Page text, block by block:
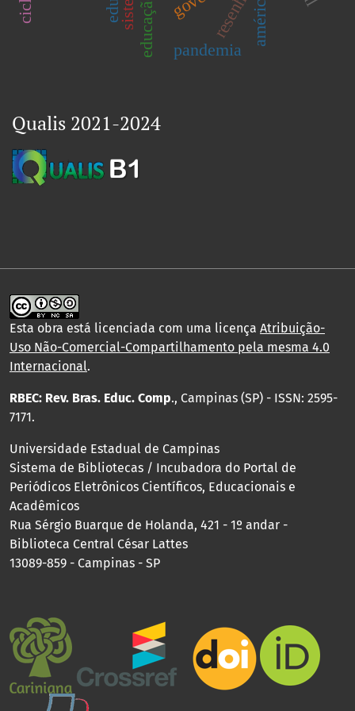
resenha
pandemia
Qualis 2021-2024
Esta obra está licenciada com uma licença Atribuição-
Uso Não-Comercial-Compartilhamento pela mesma 4.0
Internacional.
RBEC: Rev. Bras. Educ. Comp., Campinas (SP) - ISSN: 2595-
7171.
Universidade Estadual de Campinas
Sistema de Bibliotecas / Incubadora do Portal de
Periódicos Eletrônicos Científicos, Educacionais e
Acadêmicos
Rua Sérgio Buarque de Holanda, 421 - 1º andar -
Biblioteca Central César Lattes
13089-859 - Campinas - SP